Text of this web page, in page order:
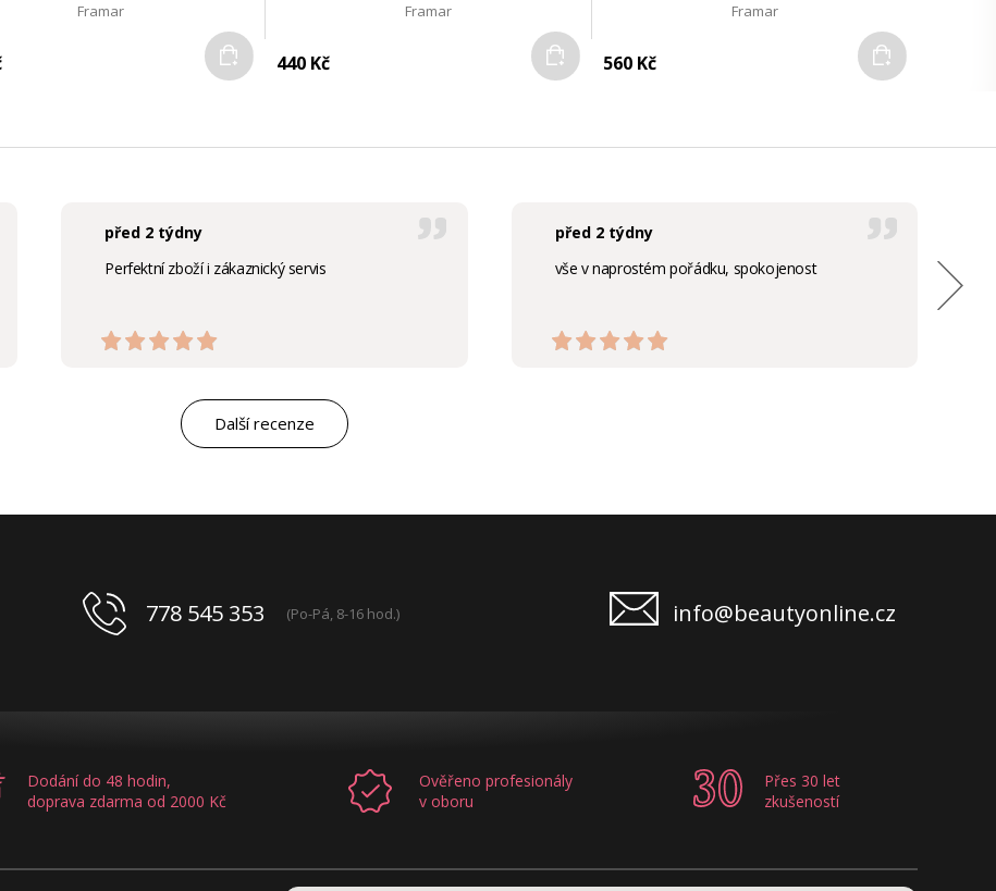
Framar
Do košíku
Framar
440 Kč Do košíku
Framar
560 Kč Do košíku
před 2 týdny
Perfektní zboží i zákaznický servis
před 2 týdny
vše v naprostém pořádku, spokojenost
Další recenze
778 545 353 (Po-Pá, 8-16 hod.) info@beautyonline.cz
Dodání do 48 hodin,
doprava zdarma od 2000 Kč
Ověřeno profesionály
v oboru
Přes 30 let
zkušeností